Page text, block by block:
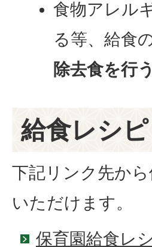
食物アレル
る等、給食
除去食を行
給食レシピ
下記リンク先か
いただけます。
保育園給食レ